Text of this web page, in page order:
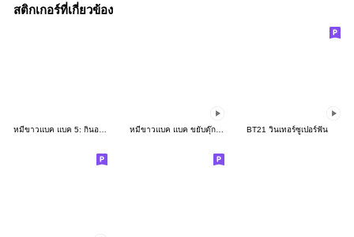
สติกเกอร์ที่เกี่ยวข้อง
หมีขาวแบค แบค 5: กินอะไรดี? หมีขาวแบค แบค ขยับดุ๊กดิ๊ก BT21 วินเทอร์ซูเปอร์ฟัน